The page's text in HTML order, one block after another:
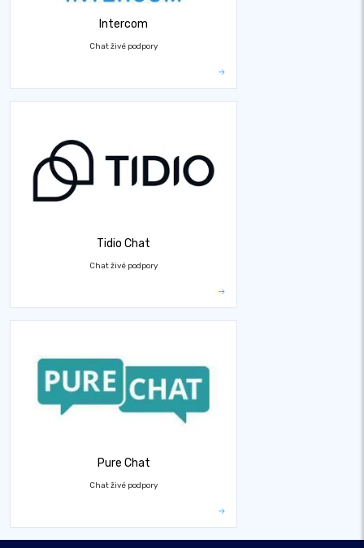
Intercom
Chat živé podpory
Tidio Chat
Chat živé podpory
Pure Chat
Chat živé podpory